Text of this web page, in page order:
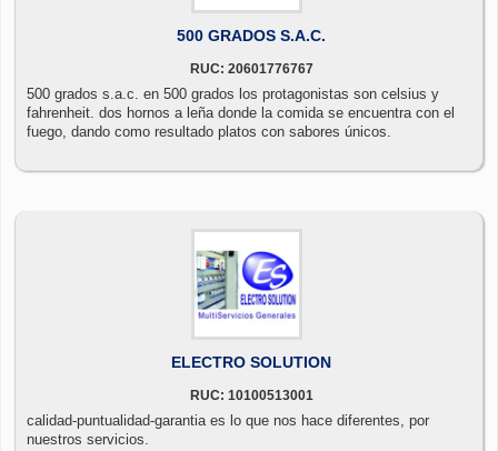
500 GRADOS S.A.C.
RUC: 20601776767
500 grados s.a.c. en 500 grados los protagonistas son celsius y
fahrenheit. dos hornos a leña donde la comida se encuentra con el
fuego, dando como resultado platos con sabores únicos.
ELECTRO SOLUTION
RUC: 10100513001
calidad-puntualidad-garantia es lo que nos hace diferentes, por
nuestros servicios.